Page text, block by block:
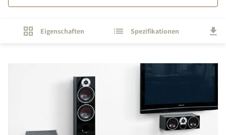
Eigenschaften Spezifikationen